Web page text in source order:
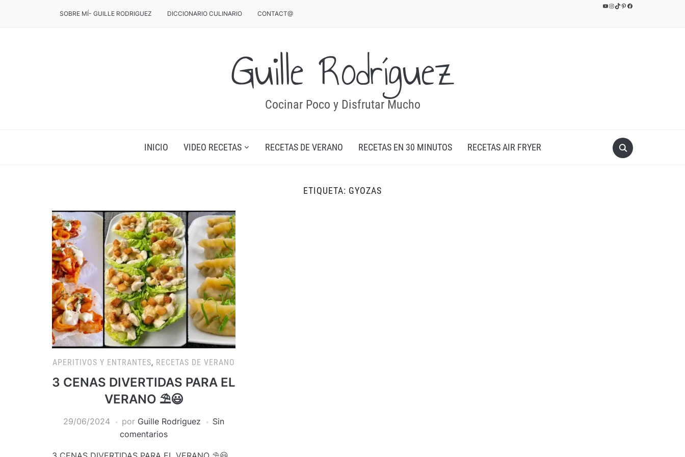
YouTube
Instagram
TikTok
Pinterest
Facebook
SOBRE MÍ- GUILLE RODRIGUEZ DICCIONARIO CULINARIO CONTACT@
Guille Rodríguez
Cocinar Poco y Disfrutar Mucho
INICIO VIDEO RECETAS RECETAS DE VERANO RECETAS EN 30 MINUTOS RECETAS AIR FRYER
ETIQUETA: GYOZAS
APERITIVOS Y ENTRANTES, RECETAS DE VERANO
3 CENAS DIVERTIDAS PARA EL
VERANO ⛱️😃
29/06/2024 por Guille Rodriguez
Sin
comentarios